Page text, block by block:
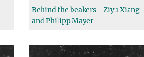
Behind the beakers - Ziyu Xiang
and Philipp Mayer